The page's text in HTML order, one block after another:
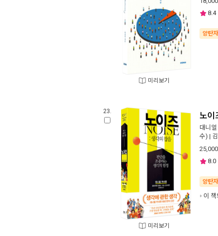
미리보기
8.4
양탄
23.
미리보기
노이
대니
수) |
25,000
8.0
양탄
이